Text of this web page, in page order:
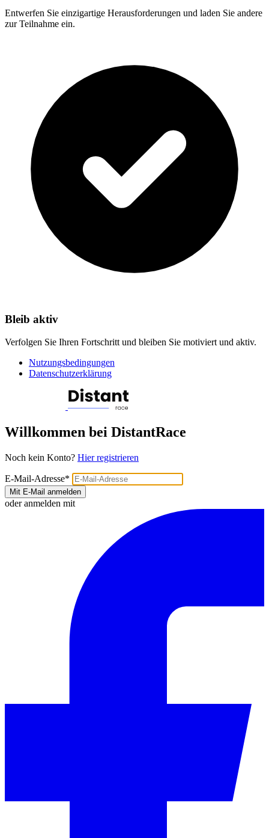
Entwerfen Sie einzigartige Herausforderungen und laden Sie andere
zur Teilnahme ein.
Bleib aktiv
Verfolgen Sie Ihren Fortschritt und bleiben Sie motiviert und aktiv.
Nutzungsbedingungen
Datenschutzerklärung
Willkommen bei DistantRace
Noch kein Konto? Hier registrieren
E-Mail-Adresse*
Mit E-Mail anmelden
oder anmelden mit